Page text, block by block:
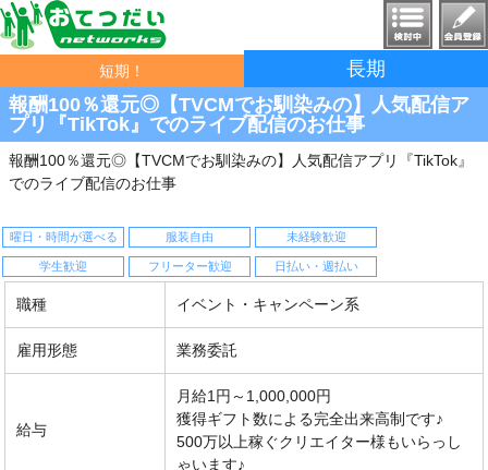
短期！
長期
報酬100％還元◎【TVCMでお馴染みの】人気配信ア
プリ『TikTok』でのライブ配信のお仕事
報酬100％還元◎【TVCMでお馴染みの】人気配信アプリ『TikTok』
でのライブ配信のお仕事
曜日・時間が選べる 服装自由 未経験歓迎
学生歓迎 フリーター歓迎 日払い・週払い
職種 イベント・キャンペーン系
雇用形態 業務委託
給与
月給1円～1,000,000円
獲得ギフト数による完全出来高制です♪
500万以上稼ぐクリエイター様もいらっし
ゃいます♪